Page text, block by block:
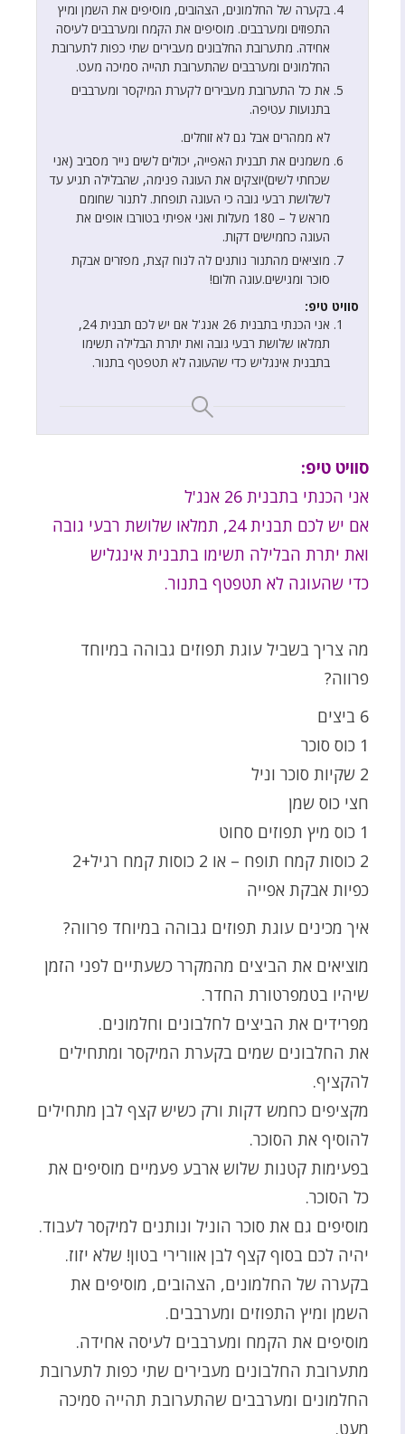
בקערה של החלמונים, הצהובים, מוסיפים את השמן ומיץ
התפוזים ומערבבים. מוסיפים את הקמח ומערבבים לעיסה
אחידה. מתערובת החלבונים מעבירים שתי כפות לתערובת
החלמונים ומערבבים שהתערובת תהייה סמיכה מעט.
את כל התערובת מעבירים לקערת המיקסר ומערבבים
בתנועות עטיפה.
לא ממהרים אבל גם לא זוחלים.
משמנים את תבנית האפייה, יכולים לשים נייר מסביב (אני
שכחתי לשים)יוצקים את העוגה פנימה, שהבלילה תגיע עד
לשלושת רבעי גובה כי העוגה תופחת. לתנור שחומם
מראש ל – 180 מעלות ואני אפיתי בטורבו אופים את
העוגה כחמישים דקות.
מוציאים מהתנור נותנים לה לנוח קצת, מפזרים אבקת
סוכר ומגישים.עוגה חלום!
סוויט טיפ:
אני הכנתי בתבנית 26 אנג'ל אם יש לכם תבנית 24,
תמלאו שלושת רבעי גובה ואת יתרת הבלילה תשימו
בתבנית אינגליש כדי שהעוגה לא תטפטף בתנור.
סוויט טיפ:
אני הכנתי בתבנית 26 אנג'ל
אם יש לכם תבנית 24, תמלאו שלושת רבעי גובה
ואת יתרת הבלילה תשימו בתבנית אינגליש
כדי שהעוגה לא תטפטף בתנור.
מה צריך בשביל עוגת תפוזים גבוהה במיוחד
פרווה?
6 ביצים
1 כוס סוכר
2 שקיות סוכר וניל
חצי כוס שמן
1 כוס מיץ תפוזים סחוט
2 כוסות קמח תופח – או 2 כוסות קמח רגיל+2
כפיות אבקת אפייה
איך מכינים עוגת תפוזים גבוהה במיוחד פרווה?
מוציאים את הביצים מהמקרר כשעתיים לפני הזמן
שיהיו בטמפרטורת החדר.
מפרידים את הביצים לחלבונים וחלמונים.
את החלבונים שמים בקערת המיקסר ומתחילים
להקציף.
מקציפים כחמש דקות ורק כשיש קצף לבן מתחילים
להוסיף את הסוכר.
בפעימות קטנות שלוש ארבע פעמיים מוסיפים את
כל הסוכר.
מוסיפים גם את סוכר הוניל ונותנים למיקסר לעבוד.
יהיה לכם בסוף קצף לבן אוורירי בטון! שלא יזוז.
בקערה של החלמונים, הצהובים, מוסיפים את
השמן ומיץ התפוזים ומערבבים.
מוסיפים את הקמח ומערבבים לעיסה אחידה.
מתערובת החלבונים מעבירים שתי כפות לתערובת
החלמונים ומערבבים שהתערובת תהייה סמיכה
מעט.